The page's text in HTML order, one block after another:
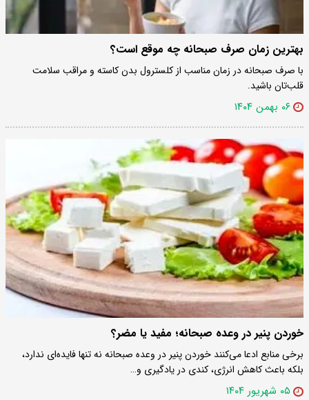
بهترین زمان صرف صبحانه چه موقع است؟
با صرف صبحانه در زمان مناسب از کلسترول بدن کاسته و مراقب سلامت
قلب‌تان باشید.
۰۶ بهمن ۱۴۰۴
خوردن پنیر در وعده صبحانه؛ مفید یا مضر؟
برخی منابع ادعا می‌کنند خوردن پنیر در وعده صبحانه نه ‌تنها فایده‌ای ندارد،
بلکه باعث کاهش انرژی، کندی در یادگیری و…
۰۵ شهریور ۱۴۰۴